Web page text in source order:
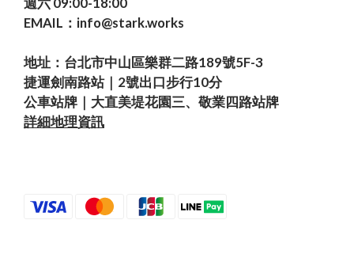
EMAIL：info@stark.works
地址：台北市中山區樂群二路189號5F-3
捷運劍南路站｜2號出口步行10分
公車站牌｜大直美堤花園三、敬業四路站牌
詳細地理資訊